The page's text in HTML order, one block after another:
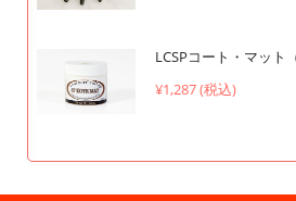
LCSPコート・マット
¥1,287 (税込)